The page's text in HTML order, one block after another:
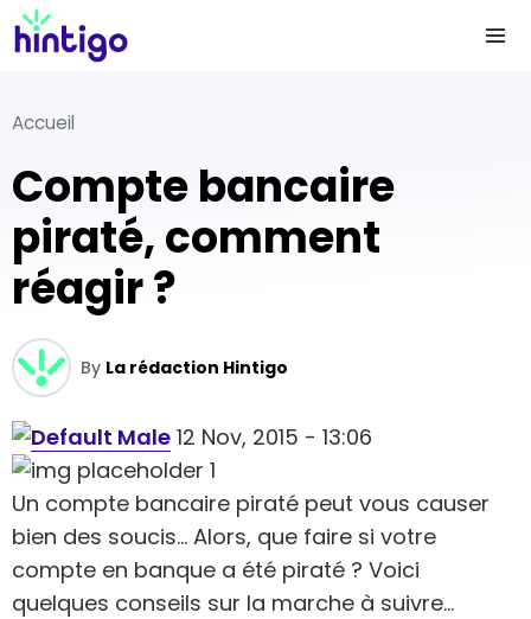
Accueil
Compte bancaire
piraté, comment
réagir ?
By La rédaction Hintigo
12 Nov, 2015 - 13:06
Un compte bancaire piraté peut vous causer
bien des soucis… Alors, que faire si votre
compte en banque a été piraté ? Voici
quelques conseils sur la marche à suivre…